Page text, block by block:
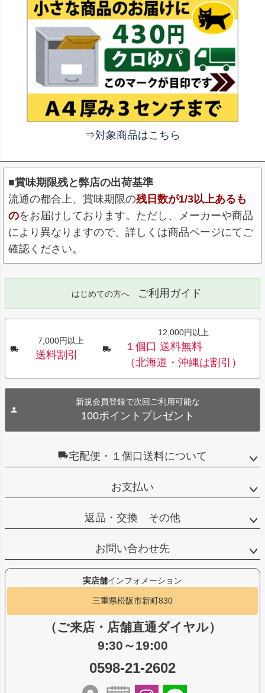
⇒対象商品はこちら
■賞味期限残と弊店の出荷基準
流通の都合上、賞味期限の残日数が1/3以上あるも
のをお届けしております。ただし、メーカーや商品
により異なりますので、詳しくは商品ページにてご
確認ください。
はじめての方へ ご利用ガイド
7,000円以上
送料割引
12,000円以上
１個口 送料無料
（北海道・沖縄は割引）
新規会員登録で次回ご利用可能な
100ポイントプレゼント
宅配便・１個口送料について
お支払い
返品・交換 その他
お問い合わせ先
実店舗インフォメーション
三重県松阪市新町830
（ご来店・店舗直通ダイヤル）
9:30～19:00
0598-21-2602